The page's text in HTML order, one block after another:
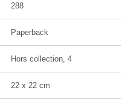
288
Paperback
Hors collection, 4
22 x 22 cm